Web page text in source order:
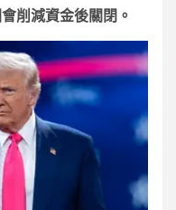
削減資金後關閉。